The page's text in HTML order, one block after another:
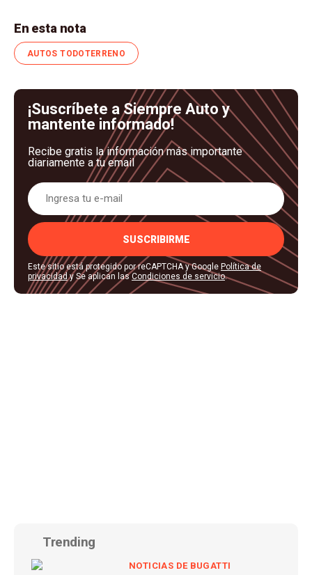
En esta nota
AUTOS TODOTERRENO
¡Suscríbete a Siempre Auto y
mantente informado!
Recibe gratis la información más importante
diariamente a tu email
SUSCRIBIRME
Este sitio está protegido por reCAPTCHA y Google Política de
privacidady Se aplican lasCondiciones de servicio.
Trending
NOTICIAS DE BUGATTI